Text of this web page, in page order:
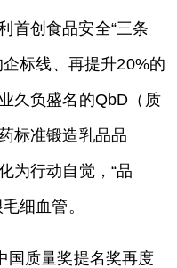
首创食品安全“三条
标线、再提升20%的
久负盛名的QbD（质
标准锻造乳品品
为行动自觉，“品
细血管。
国质量奖提名奖再度